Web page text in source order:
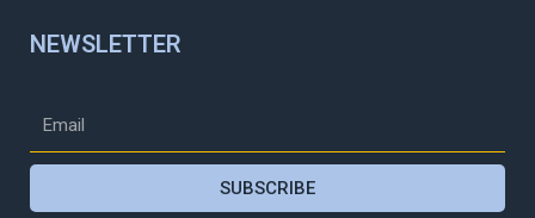
NEWSLETTER
SUBSCRIBE